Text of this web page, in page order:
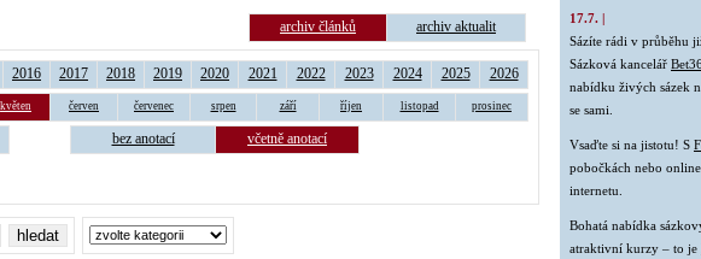
archiv článků archiv aktualit
2016 2017 2018 2019 2020 2021 2022 2023 2024 2025 2026
květen červen červenec srpen září říjen listopad prosinec
bez anotací včetně anotací
17.7. |
Sázíte rádi v průběhu
Sázková kancelář
nabídku živých sázek
se sami.
Vsaďte si na jistotu! S
pobočkách nebo
internetu.
Bohatá nabídka
atraktivní kurzy – to je